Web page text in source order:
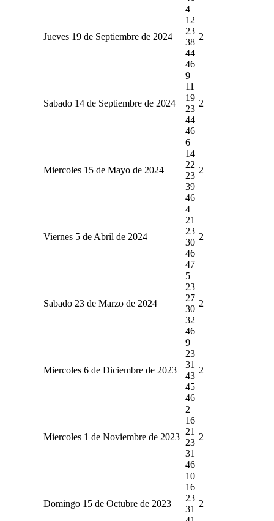
Jueves 19 de Septiembre de 2024
4
12
23
38
44
46
2
Sabado 14 de Septiembre de 2024
9
11
19
23
44
46
2
Miercoles 15 de Mayo de 2024
6
14
22
23
39
46
2
Viernes 5 de Abril de 2024
4
21
23
30
46
47
2
Sabado 23 de Marzo de 2024
5
23
27
30
32
46
2
Miercoles 6 de Diciembre de 2023
9
23
31
43
45
46
2
Miercoles 1 de Noviembre de 2023
2
16
21
23
31
46
2
Domingo 15 de Octubre de 2023
10
16
23
31
2